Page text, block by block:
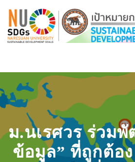
ม.นเรศวร ร่วม
ข้อมูล” ที่ถูกต้อง